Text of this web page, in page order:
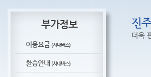
부가정보
이용요금(시내버스)
환승안내 (시내버스)